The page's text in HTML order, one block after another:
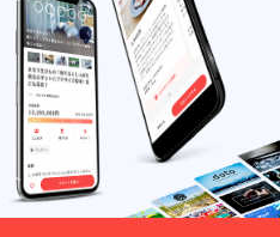
きま
す。体
験時間
の２時
間以内
であれ
ば店内
で食べ
ていく
ことが
可能で
ざいま
す。体
験時間
の２時
間以内
であれ
ば店内
で飲ん
でいく
ことが
可能で
す。１
コー
ヒーを
振る
舞って
ほしい/
うちの
お店で1
日バリ
スタし
てほし
いな
ど。 エ